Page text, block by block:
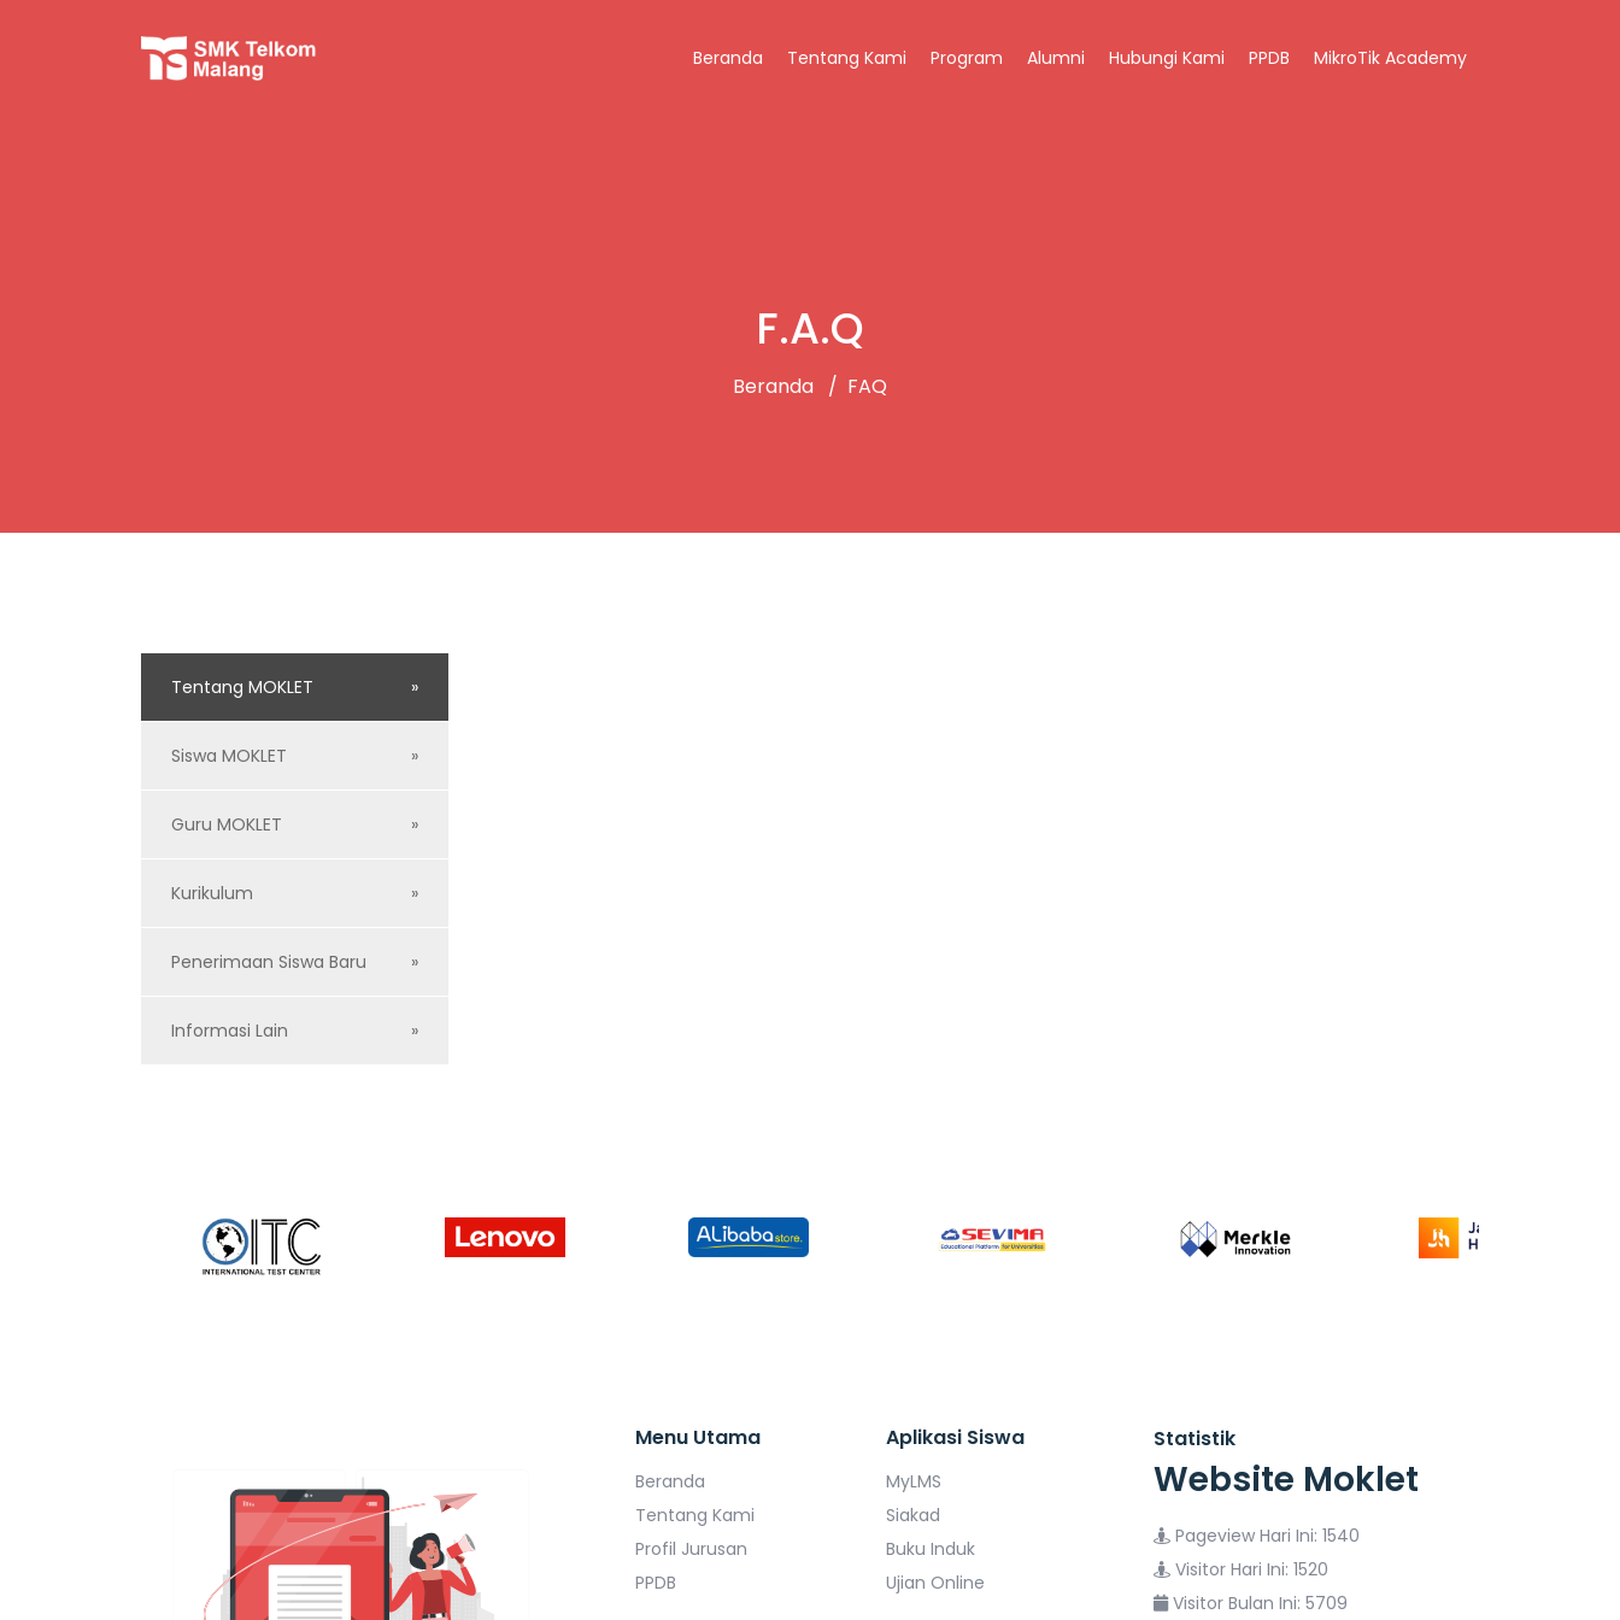
Beranda Tentang Kami Program Alumni Hubungi Kami PPDB MikroTik Academy
F.A.Q
Beranda FAQ
Tentang MOKLET
Siswa MOKLET
Guru MOKLET
Kurikulum
Penerimaan Siswa Baru
Informasi Lain
Menu Utama
Beranda
Tentang Kami
Profil Jurusan
PPDB
Aplikasi Siswa
MyLMS
Siakad
Buku Induk
Ujian Online
Statistik
Website Moklet
Pageview Hari Ini: 1540
Visitor Hari Ini: 1520
Visitor Bulan Ini: 5709